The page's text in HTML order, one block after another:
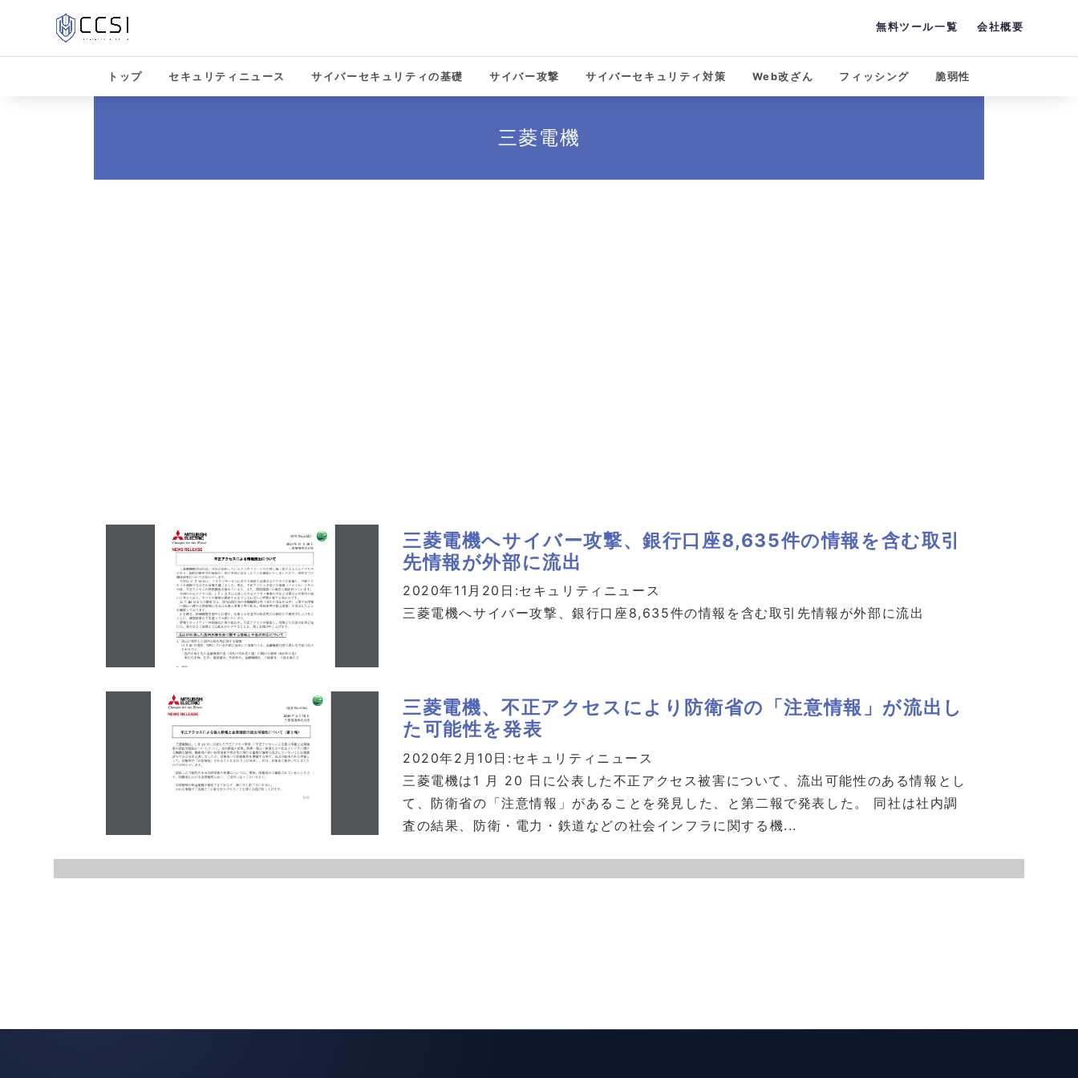
無料ツール一覧 会社概要
トップ セキュリティニュース サイバーセキュリティの基礎 サイバー攻撃 サイバーセキュリティ対策 Web改ざん フィッシング 脆弱性
三菱電機
三菱電機へサイバー攻撃、銀行口座8,635件の情報を含む取引
先情報が外部に流出
2020年11月20日:セキュリティニュース
三菱電機へサイバー攻撃、銀行口座8,635件の情報を含む取引先情報が外部に流出
三菱電機、不正アクセスにより防衛省の「注意情報」が流出し
た可能性を発表
2020年2月10日: セキュリティニュース
三菱電機は1 月 20 日に公表した不正アクセス被害について、流出可能性のある情報とし
て、防衛省の「注意情報」があることを発見した、と第二報で発表した。 同社は社内調
査の結果、防衛・電力・鉄道などの社会インフラに関する機...